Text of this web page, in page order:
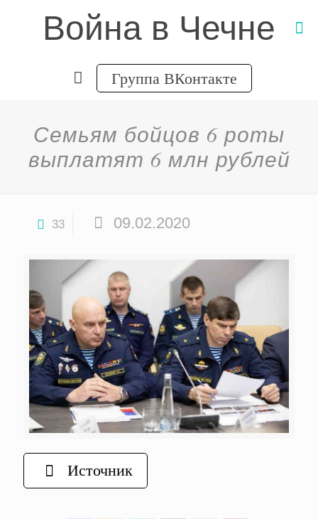
Война в Чечне
Группа ВКонтакте
Семьям бойцов 6 роты
выплатят 6 млн рублей
33 09.02.2020
Источник